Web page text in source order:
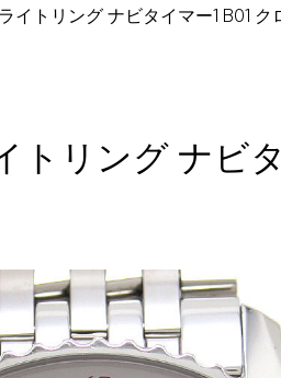
イトリング ナビタイマー1 B01 ク
トリング ナビ